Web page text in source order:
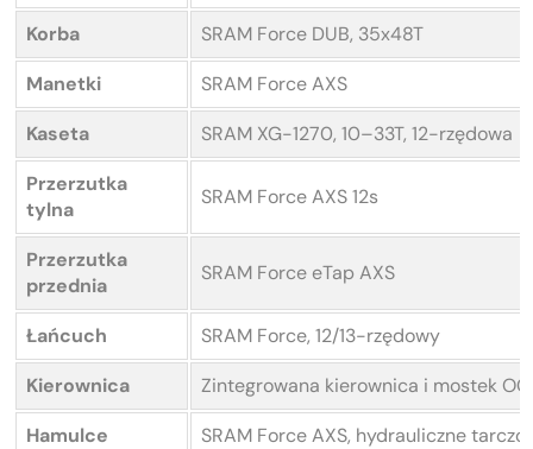
Korba
SRAM Force DUB, 35x48T
Manetki
SRAM Force AXS
Kaseta
SRAM XG-1270, 10–33T, 12-rzędowa
Przerzutka
tylna
SRAM Force AXS 12s
Przerzutka
przednia
SRAM Force eTap AXS
Łańcuch
SRAM Force, 12/13-rzędowy
Kierownica
Zintegrowana kierownica i mostek
Hamulce
SRAM Force AXS, hydrauliczne